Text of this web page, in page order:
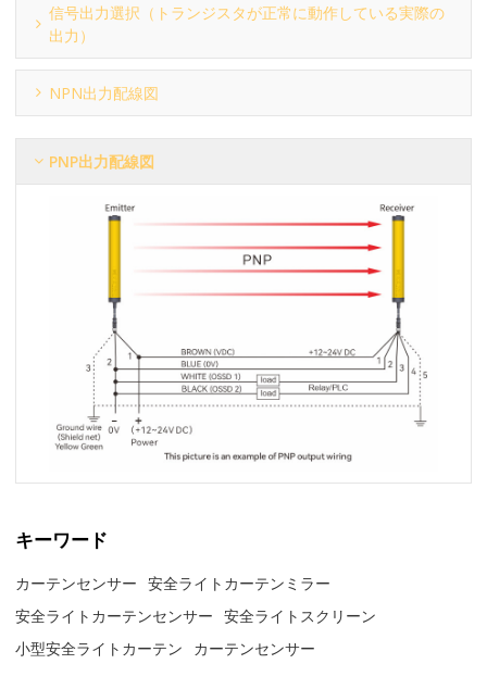
信号出力選択（トランジスタが正常に動作している実際の
出力）
NPN出力配線図
PNP出力配線図
キーワード
カーテンセンサー
安全ライトカーテンミラー
安全ライトカーテンセンサー
安全ライトスクリーン
小型安全ライトカーテン
カーテンセンサー